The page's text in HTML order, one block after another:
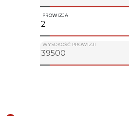
PROWIZJA
WYSOKOŚĆ PROWIZJI